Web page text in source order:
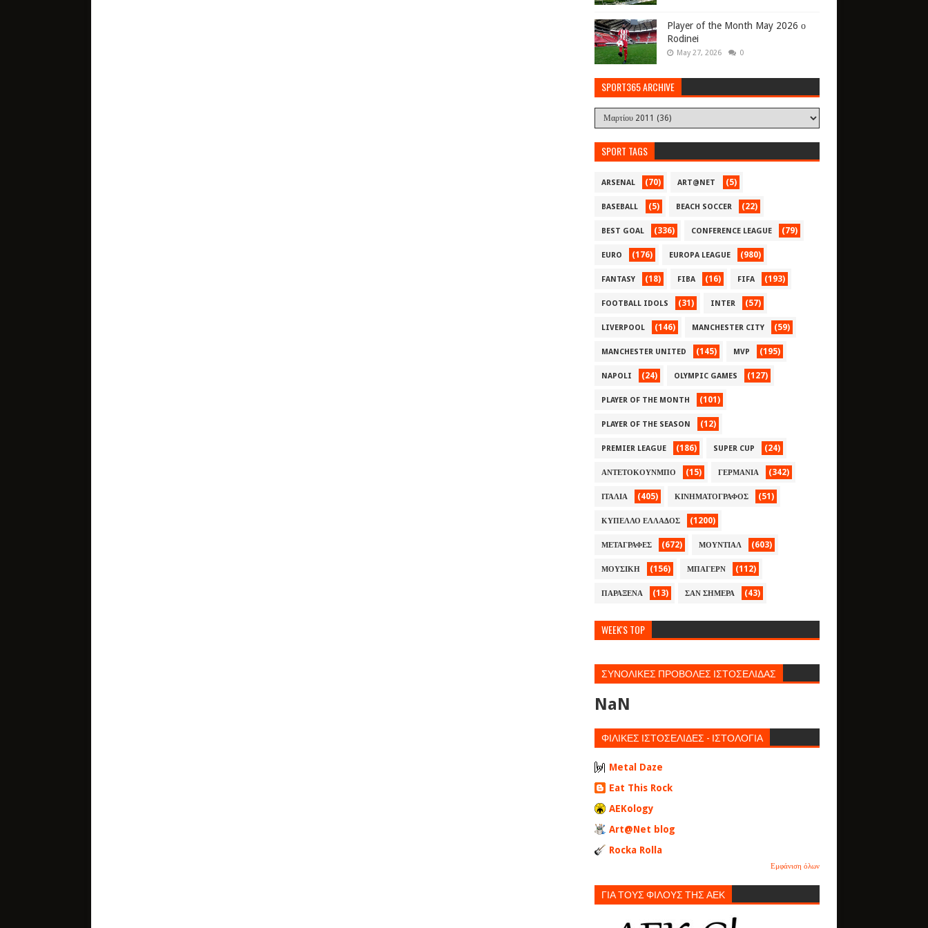
Player of the Month May 2026 ο
Rodinei
May 27, 2026 0
SPORT365 ARCHIVE
SPORT TAGS
ARSENAL (70) ART@NET (5)
BASEBALL (5) BEACH SOCCER (22)
BEST GOAL (336) CONFERENCE LEAGUE (79)
EURO (176) EUROPA LEAGUE (980)
FANTASY (18) FIBA (16) FIFA (193)
FOOTBALL IDOLS (31) INTER (57)
LIVERPOOL (146) MANCHESTER CITY (59)
MANCHESTER UNITED (145) MVP (195)
NAPOLI (24) OLYMPIC GAMES (127)
PLAYER OF THE MONTH (101)
PLAYER OF THE SEASON (12)
PREMIER LEAGUE (186) SUPER CUP (24)
ΑΝΤΕΤΟΚΟΥΝΜΠΟ (15) ΓΕΡΜΑΝΙΑ (342)
ΙΤΑΛΙΑ (405) ΚΙΝΗΜΑΤΟΓΡΑΦΟΣ (51)
ΚΥΠΕΛΛΟ ΕΛΛΑΔΟΣ (1200)
ΜΕΤΑΓΡΑΦΕΣ (672) ΜΟΥΝΤΙΑΛ (603)
ΜΟΥΣΙΚΗ (156) ΜΠΑΓΕΡΝ (112)
ΠΑΡΑΞΕΝΑ (13) ΣΑΝ ΣΗΜΕΡΑ (43)
WEEK'S TOP
ΣΥΝΟΛΙΚΕΣ ΠΡΟΒΟΛΕΣ ΙΣΤΟΣΕΛΙΔΑΣ
NaN
ΦΙΛΙΚΕΣ ΙΣΤΟΣΕΛΙΔΕΣ - ΙΣΤΟΛΟΓΙΑ
Metal Daze
Eat This Rock
AEKology
Art@Net blog
Rocka Rolla
Εμφάνιση όλων
ΓΙΑ ΤΟΥΣ ΦΙΛΟΥΣ ΤΗΣ ΑΕΚ